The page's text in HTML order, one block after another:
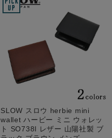
SLOW スロウ herbie mini
wallet ハービー ミニ ウォレッ
ト SO738I レザー 山陽社製 ブ